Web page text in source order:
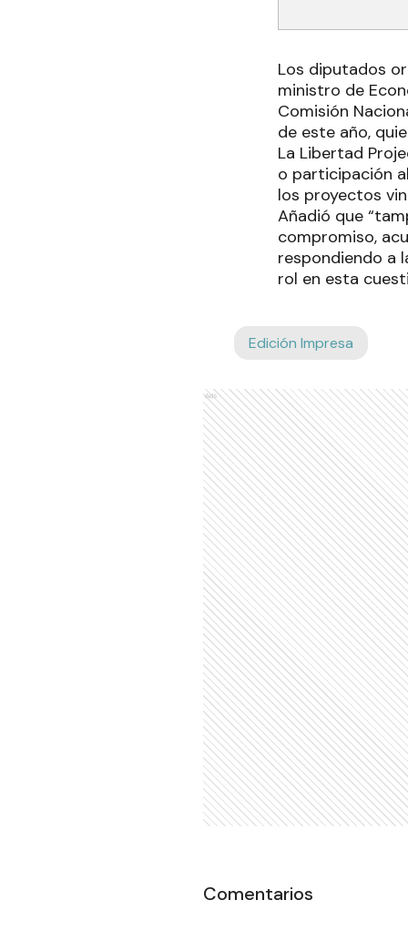
Los diputados
ministro de
Comisión
de este año,
La Libertad
o participación
los proyectos
Añadió que
compromiso,
respondiendo a
rol en esta
Edición Impresa
Ads
Comentarios